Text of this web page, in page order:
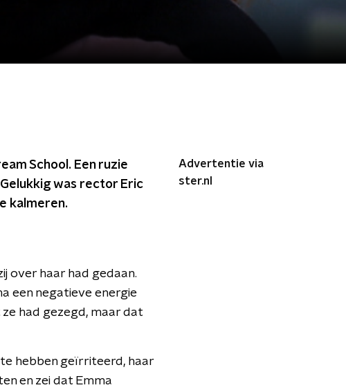
School. Een ruzie
was rector Eric
kalmeren.
over haar had gedaan.
een negatieve energie
had gezegd, maar dat
te hebben geïrriteerd, haar
en zei dat Emma
Advertentie via
ster.nl